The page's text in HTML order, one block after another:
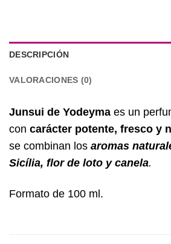
DESCRIPCIÓN
VALORACIONES (0)
Junsui de Yodeyma es un
con carácter potente, fresco y
se combinan los aromas
Sicília, flor de loto y canela.
Formato de 100 ml.